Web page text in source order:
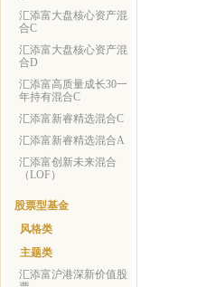
汇添富大盘核心资产混
合C
汇添富大盘核心资产混
合D
汇添富高质量成长30一
年持有混合C
汇添富新睿精选混合C
汇添富新睿精选混合A
汇添富创新未来混合
（LOF）
股票型基金
风格类
主题类
汇添富沪港深新价值股